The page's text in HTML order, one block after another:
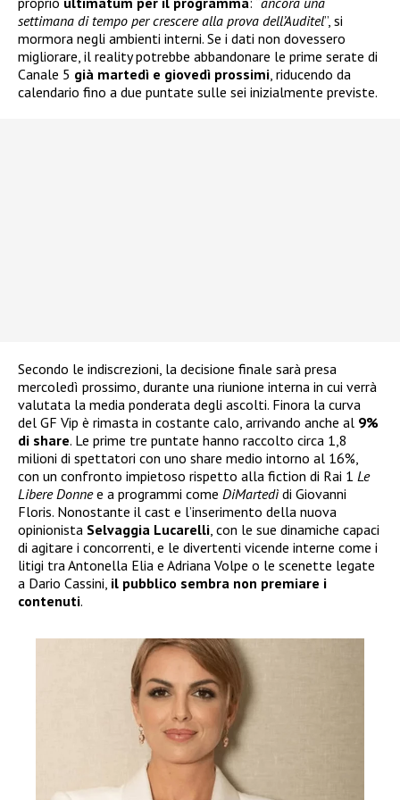
settimana di tempo per crescere alla prova dell’Auditel”, si
mormora negli ambienti interni. Se i dati non dovessero
migliorare, il reality potrebbe abbandonare le prime serate di
Canale 5 già martedì e giovedì prossimi , riducendo da
calendario fino a due puntate sulle sei inizialmente previste.
Secondo le indiscrezioni, la decisione finale sarà presa
mercoledì prossimo, durante una riunione interna in cui verrà
valutata la media ponderata degli ascolti. Finora la curva
del GF Vip è rimasta in costante calo, arrivando anche al 9%
di share. Le prime tre puntate hanno raccolto circa 1,8
milioni di spettatori con uno share medio intorno al 16%,
con un confronto impietoso rispetto alla fiction di Rai 1 Le
Libere Donnee a programmi come DiMartedì di Giovanni
Floris. Nonostante il cast e l’inserimento della nuova
opinionista Selvaggia Lucarelli , con le sue dinamiche capaci
di agitare i concorrenti, e le divertenti vicende interne come i
litigi tra Antonella Elia e Adriana Volpe o le scenette legate
a Dario Cassini, il pubblico sembra non premiare i
contenuti.